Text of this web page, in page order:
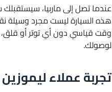
عندما تصل إلى ماربيا،
هذه السيارة ليست مجرد وسيلة
وقت قياسي دون أي توتر أو قلق،
لوصولك.
تجربة عملاء